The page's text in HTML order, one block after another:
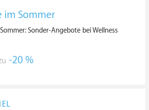
im Sommer
Sonder-Angebote bei Wellness
-20 %